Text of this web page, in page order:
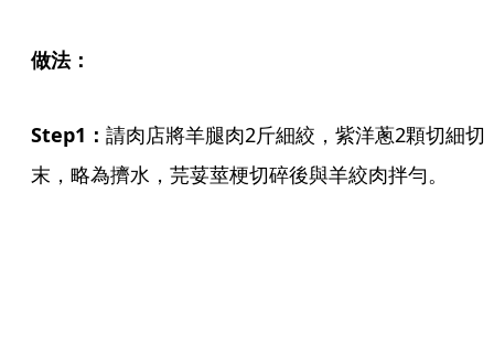
做法：
Step1： 請肉店將羊腿肉2斤細絞，紫洋蔥2顆切細切
末，略為擠水，芫荽莖梗切碎後與羊絞肉拌勻。